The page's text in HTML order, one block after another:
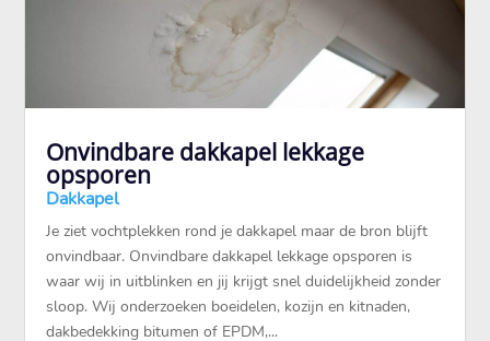
Onvindbare dakkapel lekkage
opsporen
Dakkapel
Je ziet vochtplekken rond je dakkapel maar de bron blijft
onvindbaar.​ Onvindbare dakkapel lekkage opsporen is
waar wij in uitblinken en jij krijgt snel duidelijkheid zonder
sloop.​ Wij onderzoeken boeidelen, kozijn en kitnaden,
dakbedekking bitumen of EPDM,...